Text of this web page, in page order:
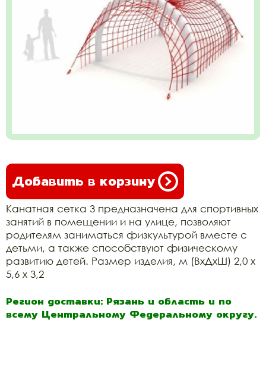
Добавить в корзину
Канатная сетка 3 предназначена для спортивных
занятий в помещении и на улице, позволяют
родителям заниматься физкультурой вместе с
детьми, а также способствуют физическому
развитию детей. Размер изделия, м (ВхДхШ) 2,0 х
5,6 х 3,2
Регион доставки: Рязань и область и по
всему Центральному Федеральному округу.